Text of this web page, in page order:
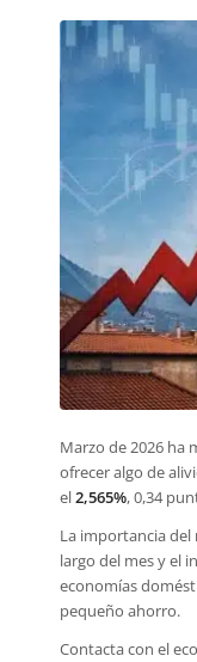
Marzo de 2026 ha
ofrecer algo de
el2,565%, 0,34
La importancia del
largo del mes y el
economías
pequeño ahorro.
Contacta con el